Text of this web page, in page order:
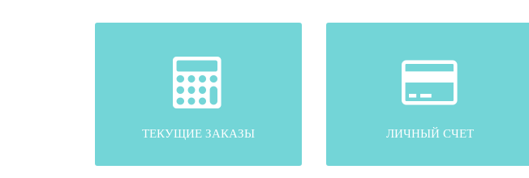
ТЕКУЩИЕ ЗАКАЗЫ ЛИЧНЫЙ СЧЕТ